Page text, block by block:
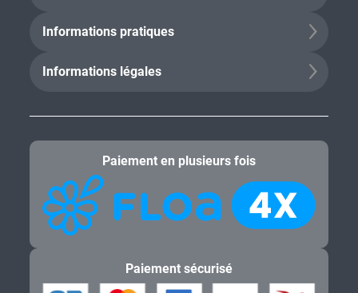
Informations pratiques
Informations légales
Paiement en plusieurs fois
Paiement sécurisé